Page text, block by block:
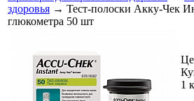
здоровья → Тест-полоски Акку-Чек
глюкометра 50 шт
1